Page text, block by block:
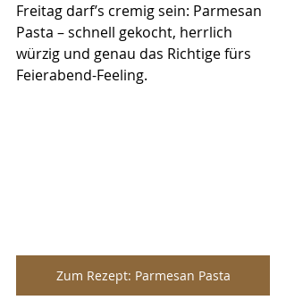
Freitag darf’s cremig sein: Parmesan
Pasta – schnell gekocht, herrlich
würzig und genau das Richtige fürs
Feierabend-Feeling.
Zum Rezept: Parmesan Pasta